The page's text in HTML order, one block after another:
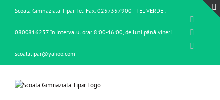
Scoala Gimnaziala Tipar Tel. Fax. 0257357900 | TEL VERDE :
0800816257 în intervalul orar 8:00-16:00, de luni până vineri |
scoalatipar@yahoo.com